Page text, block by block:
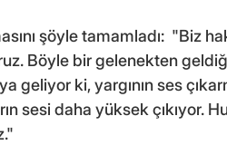
şöyle tamamladı: "Biz
Böyle bir gelenekten
geliyor ki, yargının ses
sesi daha yüksek çıkıyor.